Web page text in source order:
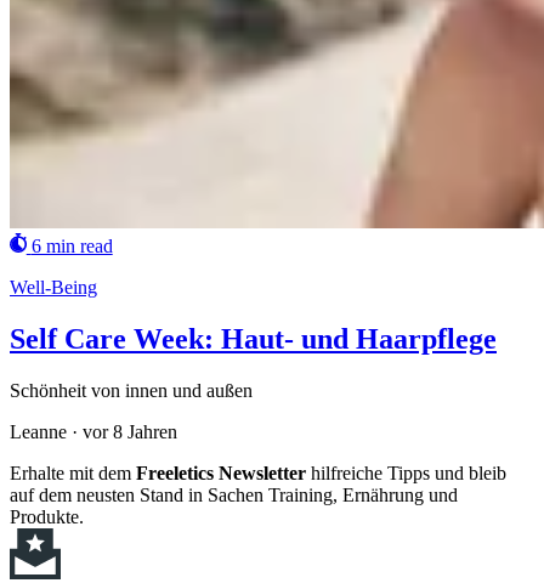
6 min read
Well-Being
Self Care Week: Haut- und Haarpflege
Schönheit von innen und außen
Leanne · vor 8 Jahren
Erhalte mit dem Freeletics Newsletter hilfreiche Tipps und bleib
auf dem neusten Stand in Sachen Training, Ernährung und
Produkte.